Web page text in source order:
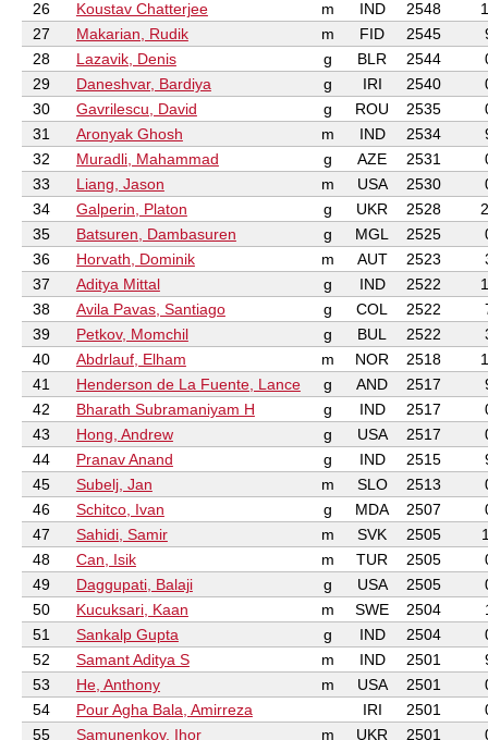
26
Koustav Chatterjee m IND 2548
27
Makarian, Rudik m FID 2545
28
Lazavik, Denis g BLR 2544
29
Daneshvar, Bardiya g IRI 2540
30
Gavrilescu, David g ROU 2535
31
Aronyak Ghosh m IND 2534
32
Muradli, Mahammad g AZE 2531
33
Liang, Jason m USA 2530
34
Galperin, Platon g UKR 2528
35
Batsuren, Dambasuren g MGL 2525
36
Horvath, Dominik m AUT 2523
37
Aditya Mittal g IND 2522
38
Avila Pavas, Santiago g COL 2522
39
Petkov, Momchil g BUL 2522
40
Abdrlauf, Elham m NOR 2518
41
Henderson de La Fuente, Lance g AND 2517
42
Bharath Subramaniyam H g IND 2517
43
Hong, Andrew g USA 2517
44
Pranav Anand g IND 2515
45
Subelj, Jan m SLO 2513
46
Schitco, Ivan g MDA 2507
47
Sahidi, Samir m SVK 2505
48
Can, Isik m TUR 2505
49
Daggupati, Balaji g USA 2505
50
Kucuksari, Kaan m SWE 2504
51
Sankalp Gupta g IND 2504
52
Samant Aditya S m IND 2501
53
He, Anthony m USA 2501
54
Pour Agha Bala, Amirreza IRI 2501
55
Samunenkov, Ihor m UKR 2501